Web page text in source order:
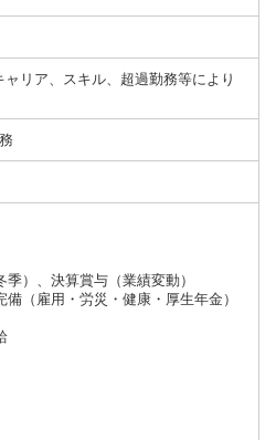
リア、スキル、超過勤務等により
季）、決算賞与（業績変動）
備（雇用・労災・健康・厚生年金）